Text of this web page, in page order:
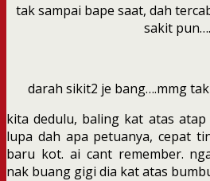
tak sampai bape saat, dah
sakit
darah sikit2 je bang….mmg
kita dedulu, baling kat atas
lupa dah apa petuanya, cepat
baru kot. ai cant remember.
nak buang gigi dia kat atas